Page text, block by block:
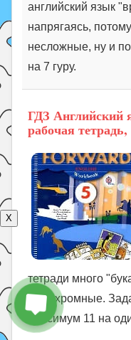
английский язык
напрягаясь,
несложные, ну и
на 7 гуру.
ГДЗ Английский
рабочая
тетради много
монохромные.
максимум 11 на
X